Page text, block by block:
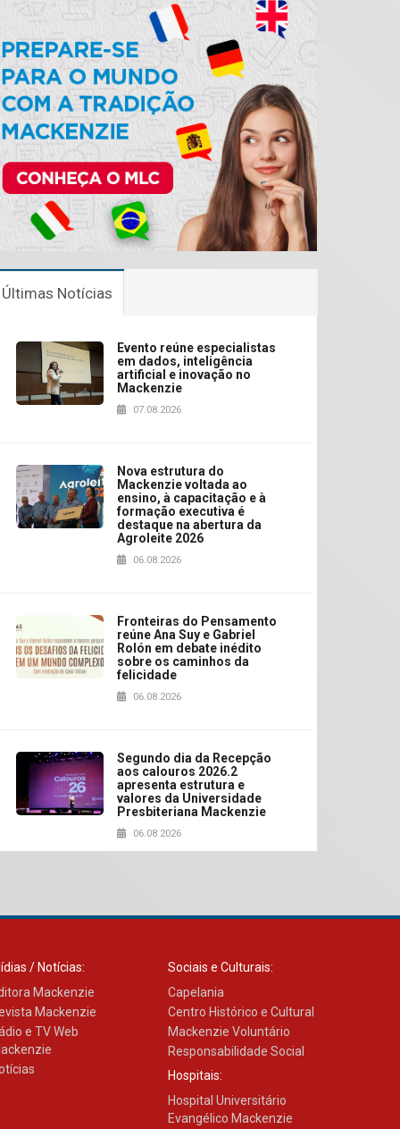
Últimas Notícias
Evento reúne especialistas
em dados, inteligência
artificial e inovação no
Mackenzie
07.08.2026
Nova estrutura do
Mackenzie voltada ao
ensino, à capacitação e à
formação executiva é
destaque na abertura da
Agroleite 2026
06.08.2026
Fronteiras do Pensamento
reúne Ana Suy e Gabriel
Rolón em debate inédito
sobre os caminhos da
felicidade
06.08.2026
Segundo dia da Recepção
aos calouros 2026.2
apresenta estrutura e
valores da Universidade
Presbiteriana Mackenzie
06.08.2026
homenageia artista
Universidade Mackenzie
realizará nova edição da
Feira EducationUSA
/ Notícias:
Mackenzie
Mackenzie
e TV Web
Sociais e Culturais:
Capelania
Centro Histórico e Cultural
Mackenzie Voluntário
Responsabilidade Social
Hospitais:
Hospital Universitário
Evangélico Mackenzie